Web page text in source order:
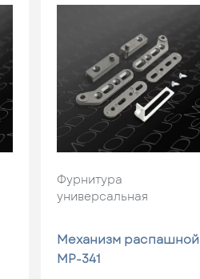
Фурнитура
универсальная
Механизм распашной
MP-341